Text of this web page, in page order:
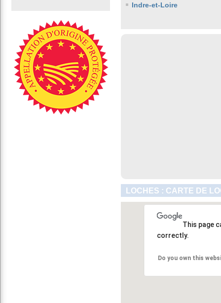
Indre-et-Loire
LOCHES : CARTE DE
This page
correctly.
Do you own this